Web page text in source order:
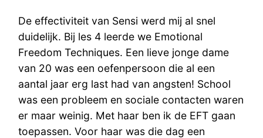
De effectiviteit van Sensi werd mij al snel
duidelijk. Bij les 4 leerde we Emotional
Freedom Techniques. Een lieve jonge dame
van 20 was een oefenpersoon die al een
aantal jaar erg last had van angsten! School
was een probleem en sociale contacten waren
er maar weinig. Met haar ben ik de EFT gaan
toepassen. Voor haar was die dag een